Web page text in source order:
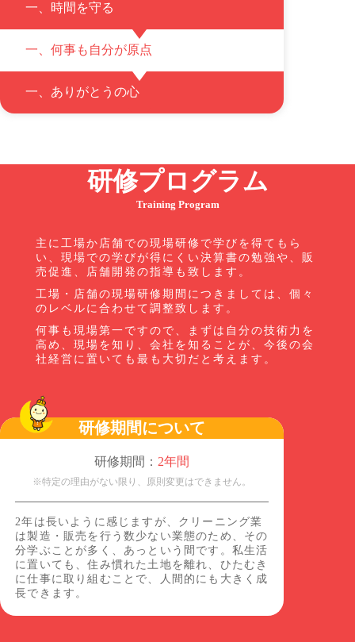
一、時間を守る
一、何事も自分が原点
一、ありがとうの心
研修プログラム
Training Program
主に工場か店舗での現場研修で学びを得てもら
い、現場での学びが得にくい決算書の勉強や、販
売促進、店舗開発の指導も致します。
工場・店舗の現場研修期間につきましては、個々
のレベルに合わせて調整致します。
何事も現場第一ですので、まずは自分の技術力を
高め、現場を知り、会社を知ることが、今後の会
社経営に置いても最も大切だと考えます。
研修期間について
研修期間： 2年間
※特定の理由がない限り、原則変更はできません。
2年は長いように感じますが、クリーニング業
は製造・販売を行う数少ない業態のため、その
分学ぶことが多く、あっという間です。私生活
に置いても、住み慣れた土地を離れ、ひたむき
に仕事に取り組むことで、人間的にも大きく成
長できます。